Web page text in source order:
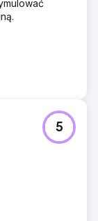
5